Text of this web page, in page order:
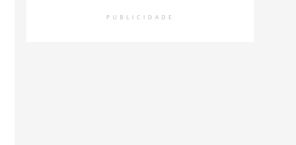
PUBLICIDADE